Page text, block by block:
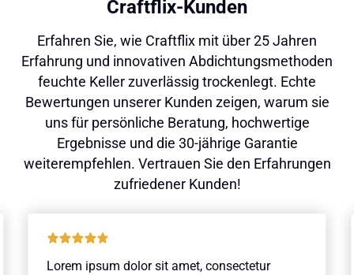
Craftflix-Kunden
Erfahren Sie, wie Craftflix mit über 25 Jahren
Erfahrung und innovativen Abdichtungsmethoden
feuchte Keller zuverlässig trockenlegt. Echte
Bewertungen unserer Kunden zeigen, warum sie
uns für persönliche Beratung, hochwertige
Ergebnisse und die 30-jährige Garantie
weiterempfehlen. Vertrauen Sie den Erfahrungen
zufriedener Kunden!
Lorem ipsum dolor sit amet, consectetur